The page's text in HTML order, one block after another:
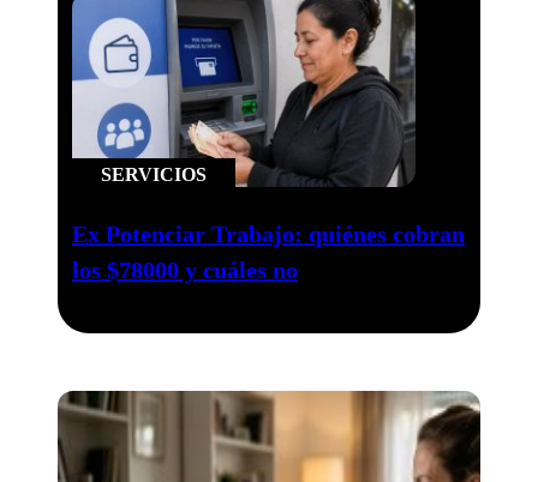
SERVICIOS
Ex Potenciar Trabajo: quiénes cobran
los $78000 y cuáles no